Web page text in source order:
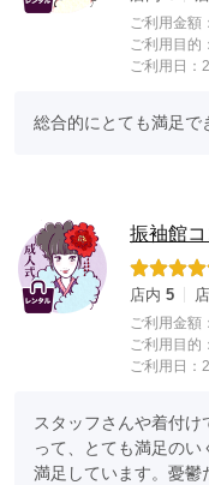
ご利用金額
ご利用目的：
ご利用日：
総合的にとても満足で
振袖館
店内 5
ご利用金額
ご利用目的：
ご利用日：
スタッフさんや着付け
って、とても満足の
満足しています。憂鬱